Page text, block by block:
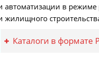
автоматизации в режиме
жилищного
Каталоги в формате